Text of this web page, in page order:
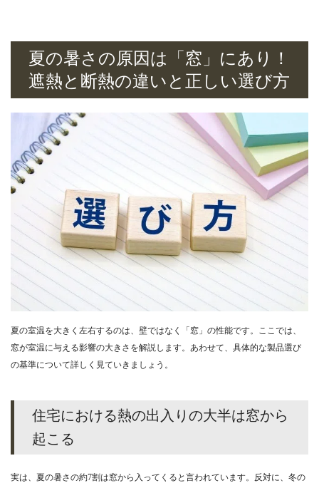
夏の暑さの原因は「窓」にあり！
遮熱と断熱の違いと正しい選び方
夏の室温を大きく左右するのは、壁ではなく「窓」の性能です。ここでは、
窓が室温に与える影響の大きさを解説します。あわせて、具体的な製品選び
の基準について詳しく見ていきましょう。
住宅における熱の出入りの大半は窓から
起こる
実は、夏の暑さの約7割は窓から入ってくると言われています。反対に、冬の